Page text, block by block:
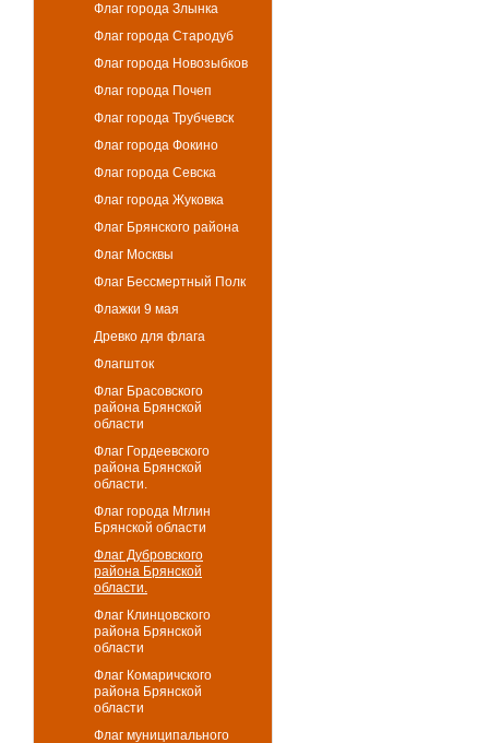
Флаг города Злынка
Флаг города Стародуб
Флаг города Новозыбков
Флаг города Почеп
Флаг города Трубчевск
Флаг города Фокино
Флаг города Севска
Флаг города Жуковка
Флаг Брянского района
Флаг Москвы
Флаг Бессмертный Полк
Флажки 9 мая
Древко для флага
Флагшток
Флаг Брасовского
района Брянской
области
Флаг Гордеевского
района Брянской
области.
Флаг города Мглин
Брянской области
Флаг Дубровского
района Брянской
области.
Флаг Клинцовского
района Брянской
области
Флаг Комаричского
района Брянской
области
Флаг муниципального